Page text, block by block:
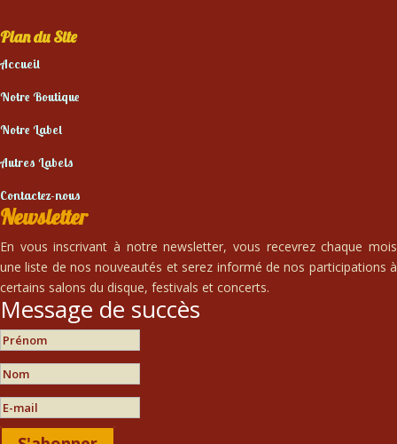
Plan du Site
Accueil
Notre Boutique
Notre Label
Autres Labels
Contactez-nous
Newsletter
En vous inscrivant à notre newsletter, vous recevrez chaque mois
une liste de nos nouveautés et serez informé de nos participations à
certains salons du disque, festivals et concerts.
Message de succès